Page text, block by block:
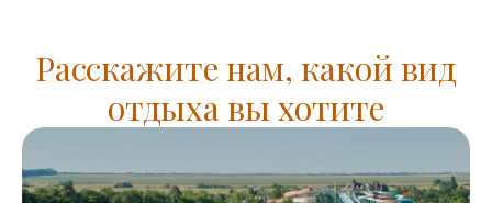
Расскажите нам, какой вид
отдыха вы хотите